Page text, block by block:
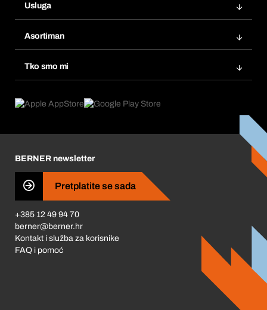
Popisi želja
Ponovno naručivanje
Pretplate
Usluga
Tražitelji proizvoda
Asortiman
Tko smo mi
Što nas pokreće
Business Conduct
BERNER newsletter
Pretplatite se sada
+385 12 49 94 70
berner@berner.hr
Kontakt i služba za korisnike
FAQ i pomoć